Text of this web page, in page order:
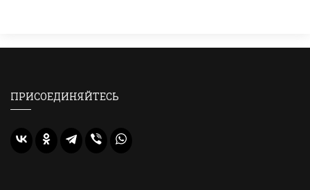
ПРИСОЕДИНЯЙТЕСЬ